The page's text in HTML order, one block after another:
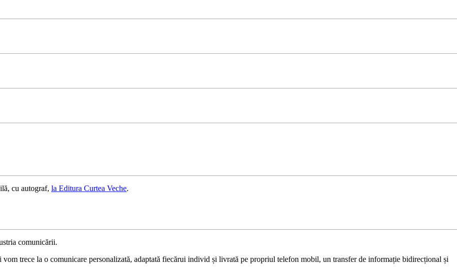
cu autograf, la Editura Curtea Veche.
comunicării.
vom trece la o comunicare personalizată, adaptată fiecărui individ și livrată pe propriul telefon mobil, un transfer de informație bidirecțional și